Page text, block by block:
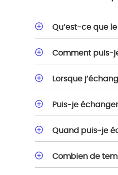
Qu’est-ce que
Comment puis-
Lorsque
Puis-je
Quand puis-je
Combien de